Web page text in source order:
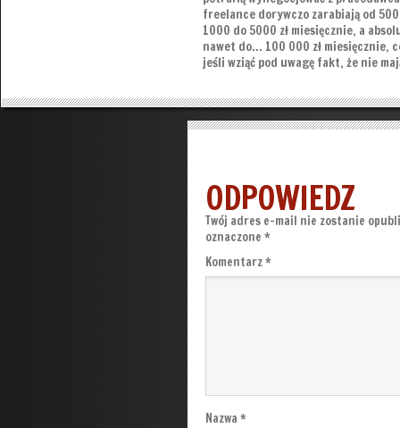
freelance dorywczo zarabiają od
1000 do 5000 zł miesięcznie, a
nawet do… 100 000 zł miesięcznie,
jeśli wziąć pod uwagę fakt, że nie
ODPOWIEDZ
Twój adres e-mail nie zostanie
oznaczone *
Komentarz*
Nazwa *